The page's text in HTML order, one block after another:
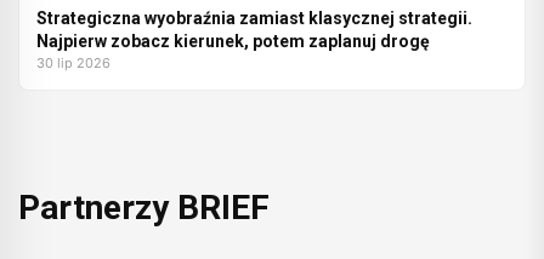
Strategiczna wyobraźnia zamiast klasycznej strategii.
Najpierw zobacz kierunek, potem zaplanuj drogę
30 lip 2026
Partnerzy BRIEF